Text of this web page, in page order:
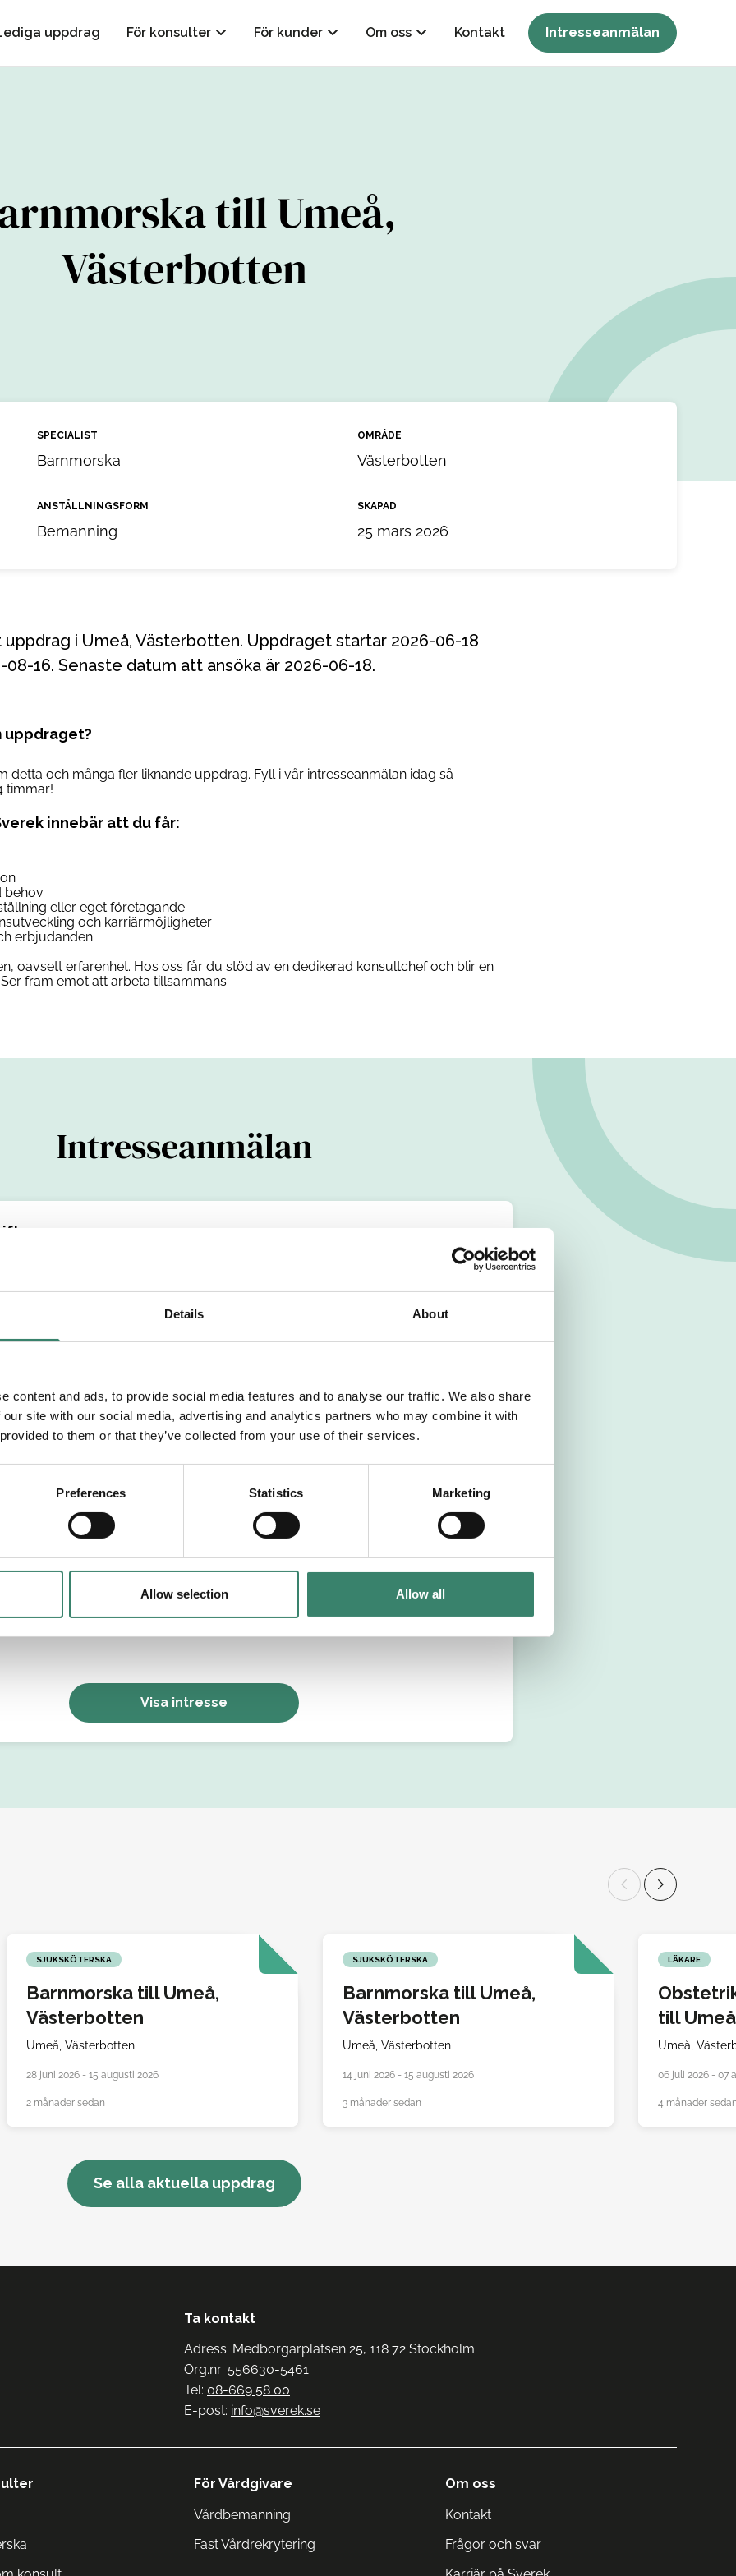
Details About
content and ads, to provide social media features and to analyse our traffic. We also share
site with our social media, advertising and analytics partners who may combine it with
to them or that they’ve collected from your use of their services.
Preferences Statistics Marketing
Allow selection Allow all
uppdrag För konsulter För kunder Om oss Kontakt Intresseanmälan
till Umeå,
Västerbotten
SPECIALIST
Barnmorska
OMRÅDE
Västerbotten
ANSTÄLLNINGSFORM
Bemanning
SKAPAD
25 mars 2026
16. Senaste datum att ansöka är 2026-06-18.
uppdraget?
detta och många fler liknande uppdrag. Fyll i vår intresseanmälan idag så
timmar!
innebär att du får:
behov
eller eget företagande
och karriärmöjligheter
erbjudanden
oavsett erfarenhet. Hos oss får du stöd av en dedikerad konsultchef och blir en
fram emot att arbeta tillsammans.
Intresseanmälan
Jag godkänner Sverek’sanvändarvillkorochsekretesspolicy
Visa intresse
SJUKSKÖTERSKA
Barnmorska till Umeå,
Västerbotten
Umeå,Västerbotten
28 juni 2026 - 15 augusti 2026
2 månader sedan
SJUKSKÖTERSKA
Barnmorska till Umeå,
Västerbotten
Umeå, Västerbotten
14 juni 2026 - 15 augusti 2026
3 månader sedan
LÄKARE
till
Umeå,
06 juli 2026 - 07
4 månader
Se alla aktuella uppdrag
Ta kontakt
Adress: Medborgarplatsen 25, 118 72 Stockholm
Org.nr: 556630-5461
Tel: 08-669 58 00
E-post: info@sverek.se
För Vårdgivare
Vårdbemanning
Fast Vårdrekrytering
Om oss
Kontakt
Frågor och svar